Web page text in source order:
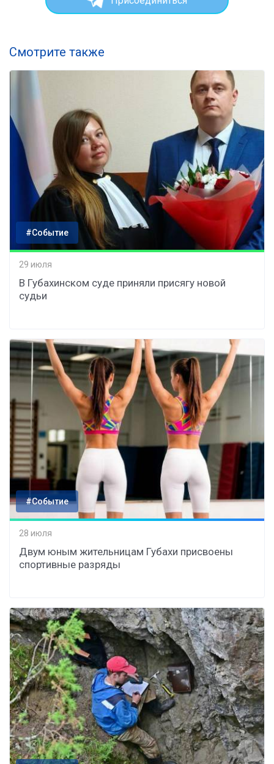
Смотрите также
#Событие
29 июля
В Губахинском суде приняли присягу новой
судьи
#Событие
28 июля
Двум юным жительницам Губахи присвоены
спортивные разряды